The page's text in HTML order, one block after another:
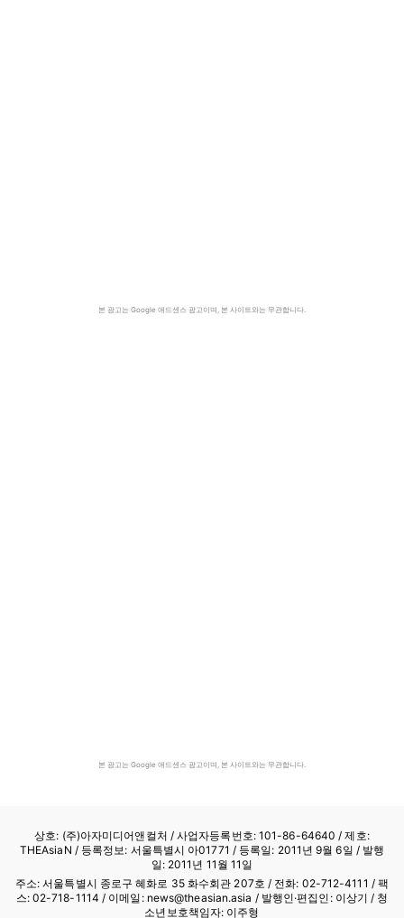
본 광고는 Google 애드센스 광고이며, 본 사이트와는 무관합니다.
본 광고는 Google 애드센스 광고이며, 본 사이트와는 무관합니다.
상호: (주)아자미디어앤컬처 /사업자등록번호: 101-86-64640 / 제호:
THEAsiaN / 등록정보: 서울특별시 아01771 / 등록일: 2011년 9월 6일 / 발행
일: 2011년 11월 11일
주소: 서울특별시 종로구 혜화로 35 화수회관 207호 / 전화: 02-712-4111 / 팩
스: 02-718-1114 / 이메일: news@theasian.asia / 발행인·편집인: 이상기 / 청
소년보호책임자: 이주형